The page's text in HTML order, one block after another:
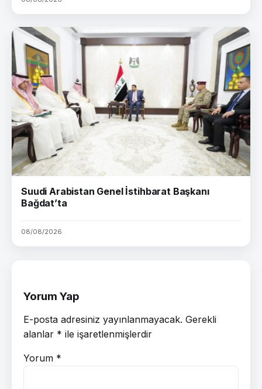
Suudi Arabistan Genel İstihbarat Başkanı
Bağdat’ta
08/08/2026
Yorum Yap
E-posta adresiniz yayınlanmayacak. Gerekli
alanlar * ile işaretlenmişlerdir
Yorum *